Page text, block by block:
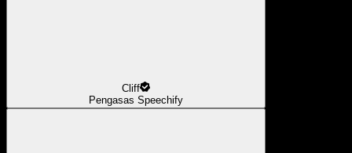
Cliff
Pengasas Speechify